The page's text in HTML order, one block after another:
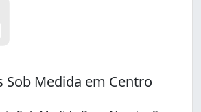
Sob Medida em Centro